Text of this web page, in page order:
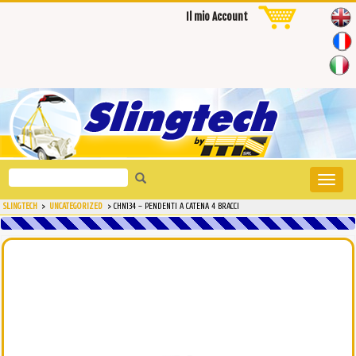
Il mio Account
Toggle
Search
for:
SLINGTECH > UNCATEGORIZED > CHN134 – PENDENTI A CATENA 4 BRACCI